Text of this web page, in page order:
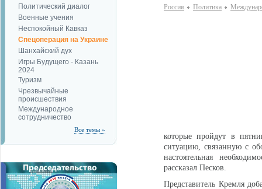
Политический диалог
Военные учения
Неспокойный Кавказ
Спецоперация на Украине
Шанхайский дух
Игры Будущего - Казань
2024
Туризм
Чрезвычайные
происшествия
Международное
сотрудничество
Все темы »
Россия Политика
которые пройдут в
ситуацию, связанную с
настоятельная
рассказал Песков.
Представитель Кремля